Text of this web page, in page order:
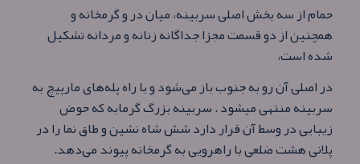
حمام از سه بخش اصلی سربینه، میان در و گرمخانه و
همچنین از دو قسمت مجزا جداگانه زنانه و مردانه تشکیل
شده‌ است،
در اصلی آن رو به جنوب باز می‌شود و با راه پله‌های مارپیچ به
سربینه منتهی میشود . سربینه بزرگ گرمابه که حوض
زیبایی در وسط آن قرار دارد شش شاه‌ نشین و طاق نما را در
پلانی هشت ضلعی با راهرویی به گرمخانه پیوند می‌دهد.